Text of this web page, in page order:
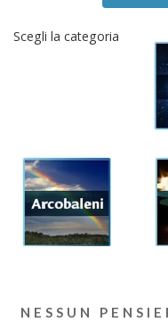
Scegli la categoria
NESSUN